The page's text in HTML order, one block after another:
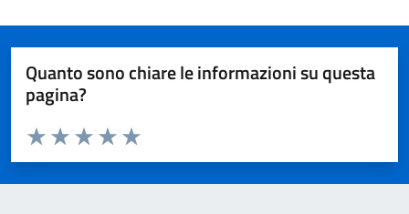
Quanto sono chiare le informazioni su questa
pagina?
Domanda
Valuta da 1 a 5 stelle la pagina
Valuta 5 stelle su 5
Valuta 4 stelle su 5
Valuta 3 stelle su 5
Valuta 2 stelle su 5
Valuta 1 stelle su 5